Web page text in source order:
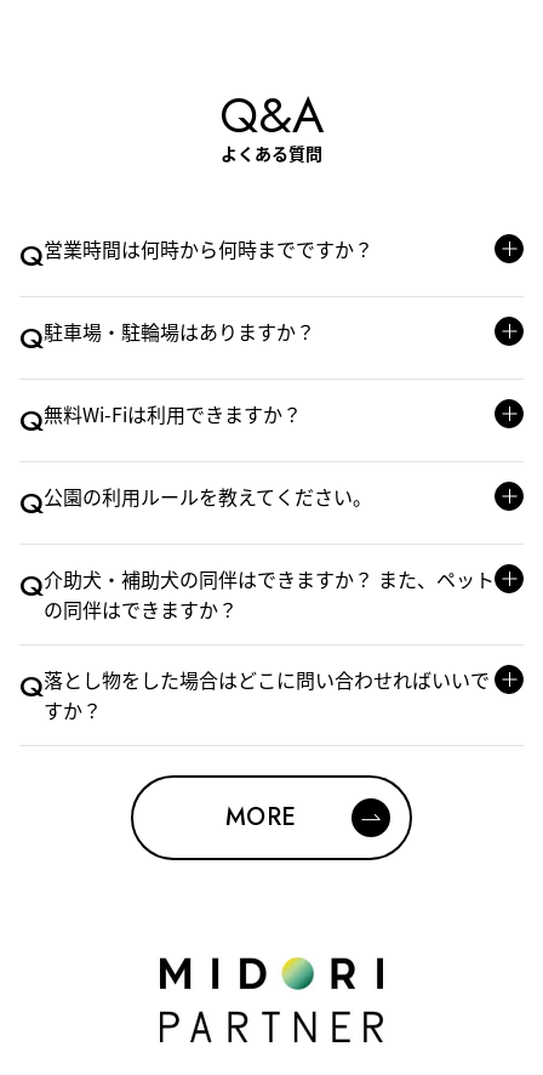
Q&A
よくある質問
Q営業時間は何時から何時までですか？
Q駐車場・駐輪場はありますか？
Q無料Wi-Fiは利用できますか？
Q公園の利用ルールを教えてください。
Q介助犬・補助犬の同伴はできますか？ また、ペット
の同伴はできますか？
Q落とし物をした場合はどこに問い合わせればいいで
すか？
MORE